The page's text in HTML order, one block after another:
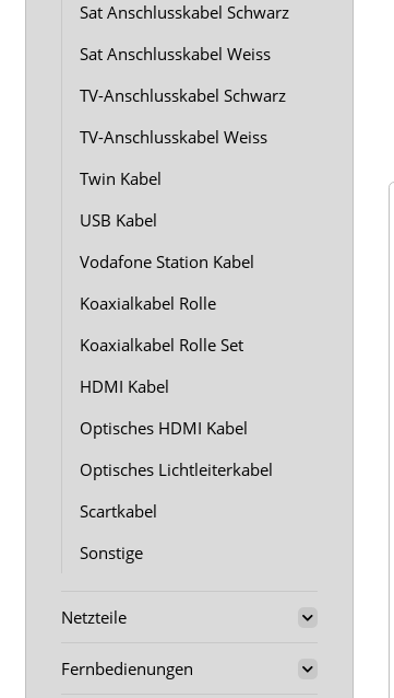
Sat Anschlusskabel Schwarz
Sat Anschlusskabel Weiss
TV-Anschlusskabel Schwarz
TV-Anschlusskabel Weiss
Twin Kabel
USB Kabel
Vodafone Station Kabel
Koaxialkabel Rolle
Koaxialkabel Rolle Set
HDMI Kabel
Optisches HDMI Kabel
Optisches Lichtleiterkabel
Scartkabel
Sonstige
Netzteile
Fernbedienungen